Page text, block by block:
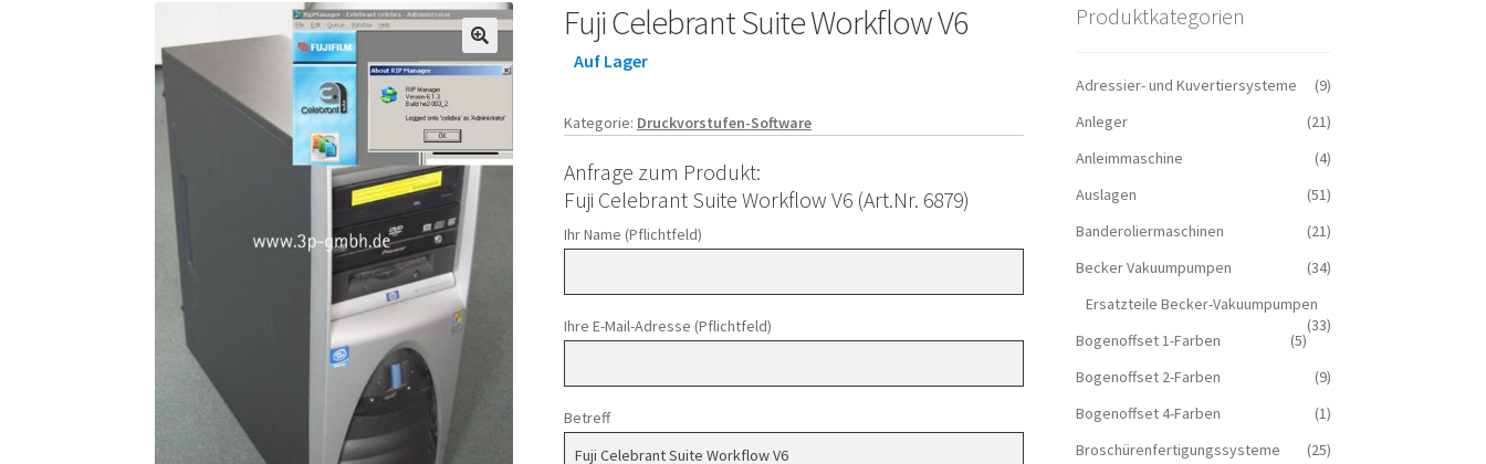
Fuji Celebrant Suite Workflow V6
Auf Lager
Kategorie: Druckvorstufen-Software
Anfrage zum Produkt:
Fuji Celebrant Suite Workflow V6 (Art.Nr. 6879)
Ihr Name (Pflichtfeld)
Ihre E-Mail-Adresse (Pflichtfeld)
Betreff
Produktkategorien
Adressier- und Kuvertiersysteme
(9)
Anleger
(21)
Anleimmaschine
(4)
Auslagen
(51)
Banderoliermaschinen
(21)
Becker Vakuumpumpen
(34)
Ersatzteile Becker-Vakuumpumpen
(33)
Bogenoffset 1-Farben
(5)
Bogenoffset 2-Farben
(9)
Bogenoffset 4-Farben
(1)
Broschürenfertigungssysteme
(25)